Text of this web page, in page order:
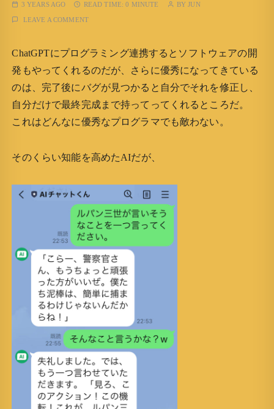
3 YEARS AGO READ TIME:0 MINUTE BYJUN
LEAVE A COMMENT
ChatGPTにプログラミング連携するとソフトウェアの開
発もやってくれるのだが、さらに優秀になってきている
のは、完了後にバグが見つかると自分でそれを修正し、
自分だけで最終完成まで持ってってくれるところだ。
これはどんなに優秀なプログラマでも敵わない。
そのくらい知能を高めたAIだが、